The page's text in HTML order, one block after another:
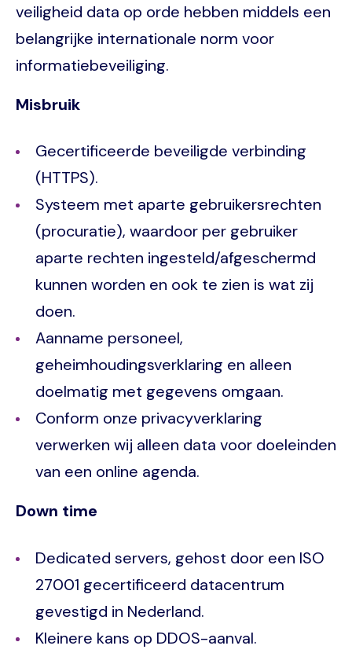
veiligheid data op orde hebben middels een
belangrijke internationale norm voor
informatiebeveiliging.
Misbruik
Gecertificeerde beveiligde verbinding
(HTTPS).
Systeem met aparte gebruikersrechten
(procuratie), waardoor per gebruiker
aparte rechten ingesteld/afgeschermd
kunnen worden en ook te zien is wat zij
doen.
Aanname personeel,
geheimhoudingsverklaring en alleen
doelmatig met gegevens omgaan.
Conform onze privacyverklaring
verwerken wij alleen data voor doeleinden
van een online agenda.
Down time
Dedicated servers, gehost door een ISO
27001 gecertificeerd datacentrum
gevestigd in Nederland.
Kleinere kans op DDOS-aanval.